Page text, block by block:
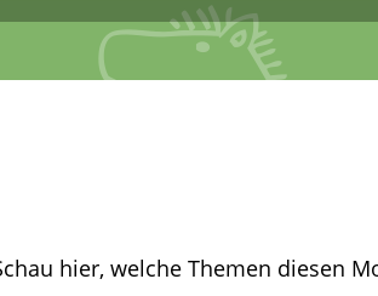
hier, welche Themen diesen